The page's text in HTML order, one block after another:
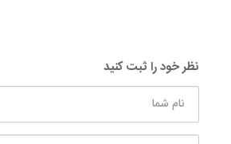
نظر خود را ثبت کنید